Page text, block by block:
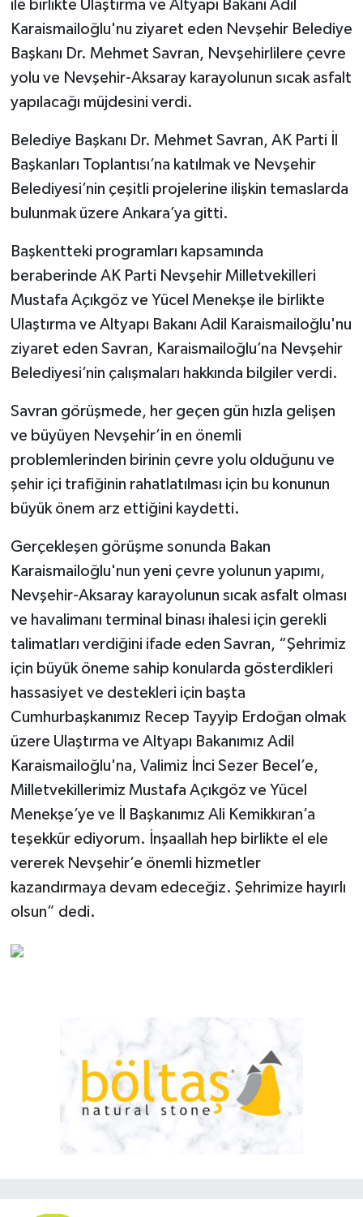
ile birlikte Ulaştırma ve Altyapı Bakanı Adil
Karaismailoğlu'nu ziyaret eden Nevşehir Belediye
Başkanı Dr. Mehmet Savran, Nevşehirlilere çevre
yolu ve Nevşehir-Aksaray karayolunun sıcak asfalt
yapılacağı müjdesini verdi.
Belediye Başkanı Dr. Mehmet Savran, AK Parti İl
Başkanları Toplantısı’na katılmak ve Nevşehir
Belediyesi’nin çeşitli projelerine ilişkin temaslarda
bulunmak üzere Ankara’ya gitti.
Başkentteki programları kapsamında
beraberinde AK Parti Nevşehir Milletvekilleri
Mustafa Açıkgöz ve Yücel Menekşe ile birlikte
Ulaştırma ve Altyapı Bakanı Adil Karaismailoğlu'nu
ziyaret eden Savran, Karaismailoğlu’na Nevşehir
Belediyesi’nin çalışmaları hakkında bilgiler verdi.
Savran görüşmede, her geçen gün hızla gelişen
ve büyüyen Nevşehir’in en önemli
problemlerinden birinin çevre yolu olduğunu ve
şehir içi trafiğinin rahatlatılması için bu konunun
büyük önem arz ettiğini kaydetti.
Gerçekleşen görüşme sonunda Bakan
Karaismailoğlu'nun yeni çevre yolunun yapımı,
Nevşehir-Aksaray karayolunun sıcak asfalt olması
ve havalimanı terminal binası ihalesi için gerekli
talimatları verdiğini ifade eden Savran, “Şehrimiz
için büyük öneme sahip konularda gösterdikleri
hassasiyet ve destekleri için başta
Cumhurbaşkanımız Recep Tayyip Erdoğan olmak
üzere Ulaştırma ve Altyapı Bakanımız Adil
Karaismailoğlu'na, Valimiz İnci Sezer Becel’e,
Milletvekillerimiz Mustafa Açıkgöz ve Yücel
Menekşe’ye ve İl Başkanımız Ali Kemikkıran’a
teşekkür ediyorum. İnşaallah hep birlikte el ele
vererek Nevşehir’e önemli hizmetler
kazandırmaya devam edeceğiz. Şehrimize hayırlı
olsun” dedi.